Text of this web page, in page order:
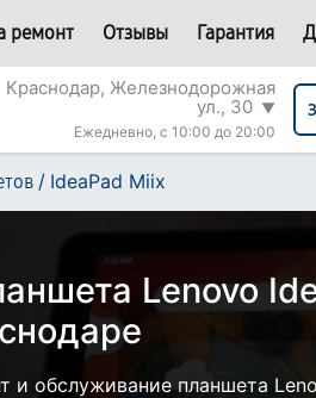
ремонт Отзывы Гарантия
Краснодар, Железнодорожная
ул., 30 ▼
Ежедневно, с 10:00 до 20:00
/ IdeaPad Miix
Lenovo
и обслуживание планшета